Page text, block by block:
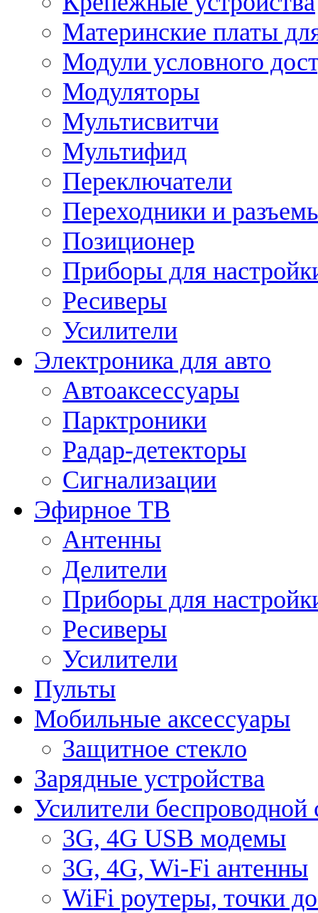
Материнские платы
Модули условного
Модуляторы
Мультисвитчи
Мультифид
Переключатели
Переходники и
Позиционер
Приборы для
Ресиверы
Усилители
Электроника для авто
Автоаксессуары
Парктроники
Радар-детекторы
Сигнализации
Эфирное ТВ
Антенны
Делители
Приборы для
Ресиверы
Усилители
Пульты
Мобильные аксессуары
Защитное стекло
Зарядные устройства
Усилители беспроводной
3G, 4G USB модемы
3G, 4G, Wi-Fi антенны
WiFi роутеры, точки